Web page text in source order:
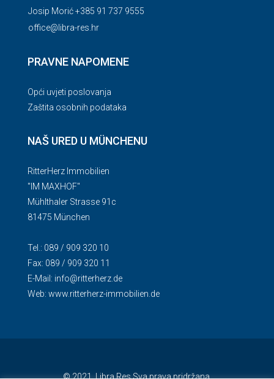
Josip Morić +385 91 737 9555
office@libra-res.hr
PRAVNE NAPOMENE
Opći uvjeti poslovanja
Zaštita osobnih podataka
NAŠ URED U MÜNCHENU
RitterHerz Immobilien
"IM MAXHOF"
Mühlthaler Strasse 91c
81475 München
Tel.: 089 / 909 320 10
Fax: 089 / 909 320 11
E-Mail: info@ritterherz.de
Web: www.ritterherz-immobilien.de
© 2021. Libra Res Sva prava pridržana.